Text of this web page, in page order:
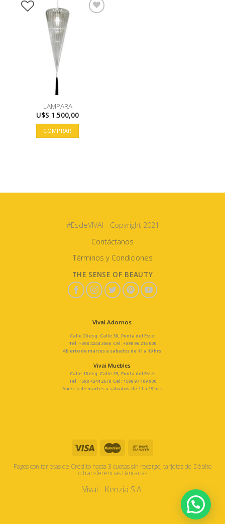
LAMPARA
U$S 1.500,00
COMPRAR
#EsdeVIVAI - Copyright 2021
Contáctanos
Términos y Condiciones
THE SENSE OF BEAUTY
Vivai Adornos
Calle 20 esq. Calle 30, Punta del Este.
Tel: +598 4244 3566 Cel: +598 96 215 000
Abierto de martes a sabados de 11 a 19 hrs.
Vivai Muebles
Calle 18 esq. Calle 29, Punta del Este.
Tel: +598 4244 2678 Cel: +598 97 109 900
Abierto de martes a sábados de 11 a 19 hrs.
Pagos con tarjetas de Crédito hasta 3 cuotas sin recargo, tarjetas de Débito
o transferencias Bancarias
Vivai - Kenzia S.A.